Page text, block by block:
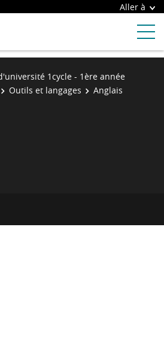
Aller à
1cycle - 1ère année
Outils et langages Anglais